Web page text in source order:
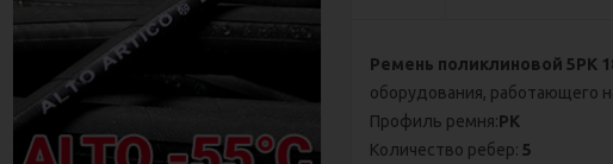
Ремень поликлиновой 5РК
оборудования, работающего
Профиль ремня:PK
Количество ребер: 5